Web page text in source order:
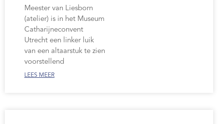
Meester van Liesborn
(atelier) is in het Museum
Catharijneconvent
Utrecht een linker luik
van een altaarstuk te zien
voorstellend
LEES MEER